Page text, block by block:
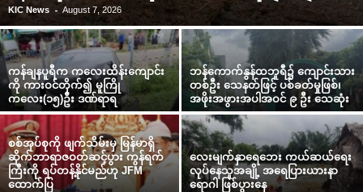
KIC News - August 7, 2026
ကန်ချနပူရီက ကလေးထိန်းကျောင်း
ကို ကားဝင်တိုက်၍ မူကြို
ကလေး(၁၅)ဦး ဒဏ်ရာရ
ဘန်ကောက်နွန်ထဘူရီ၌ ကျောင်းသား
တစ်ဦး သေနတ်ဖြင့် ပစ်ခတ်မှုဖြစ်၊
အဖိုးအဖွားအပါအဝင် ၉ ဦး သေဆုံး
စစ်အုပ်စုကို ဖျက်သိမ်းမှ မြန်မာရှိ
ဆိုက်ဘာရာဇဝတ်ဆင့်ပွား ကွန်ရက်
ကြီးကို ရပ်တန့်နိုင်မည်ဟု JFM
ထောက်ပြ
လေးမျက်နှာရေဘေး ကယ်ဆယ်ရေး
လုပ်နေသူအချို့ အရေပြားယားနာ
ရောဂါ ဖြစ်ပွားနေ